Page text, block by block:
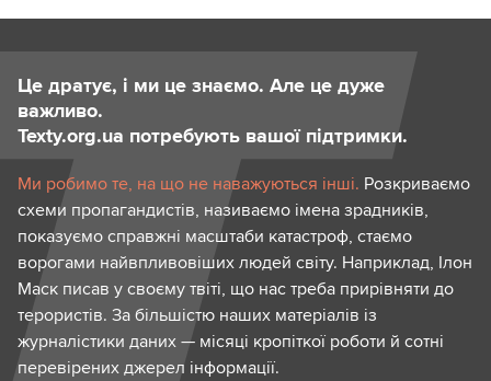
Це дратує, і ми це знаємо. Але це дуже
важливо.
Texty.org.ua потребують вашої підтримки.
Ми робимо те, на що не наважуються інші. Розкриваємо
схеми пропагандистів, називаємо імена зрадників,
показуємо справжні масштаби катастроф, стаємо
ворогами найвпливовіших людей світу. Наприклад, Ілон
Маск писав у своєму твіті, що нас треба прирівняти до
терористів. За більшістю наших матеріалів із
журналістики даних — місяці кропіткої роботи й сотні
перевірених джерел інформації.